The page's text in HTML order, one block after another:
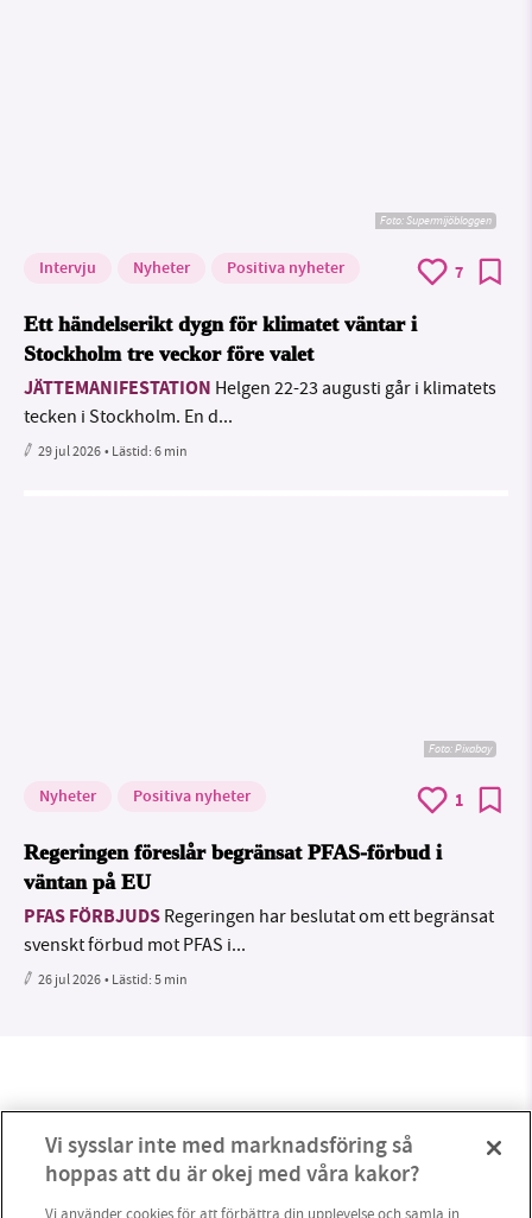
Foto: Supermijöbloggen
Intervju Nyheter Positiva nyheter 7
Ett händelserikt dygn för klimatet väntar i
Stockholm tre veckor före valet
JÄTTEMANIFESTATION Helgen 22-23 augusti går i klimatets
tecken i Stockholm. En d...
29 jul 2026• Lästid:6 min
Foto:Pixabay
Nyheter Positiva nyheter 1
Regeringen föreslår begränsat PFAS-förbud i
väntan på EU
PFAS FÖRBJUDS Regeringen har beslutat om ett begränsat
svenskt förbud mot PFAS i...
26 jul 2026• Lästid:5 min
Vi sysslar inte med marknadsföring så
hoppas att du är okej med våra kakor?
Vi använder cookies för att förbättra din upplevelse och samla in